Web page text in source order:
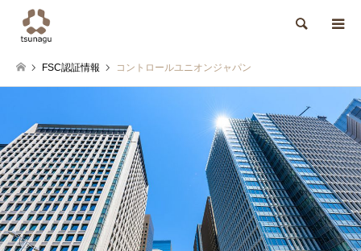
検索
FSC認証情報 コントロールユニオンジャパン